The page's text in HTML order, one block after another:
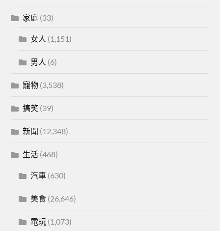
家庭 (33)
女人 (1,151)
男人 (6)
寵物 (3,538)
搞笑 (39)
新聞 (12,348)
生活 (468)
汽車 (630)
美食 (26,646)
電玩 (1,073)